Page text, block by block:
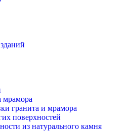
мрамора
гранита и мрамора
поверхностей
из натурального камня